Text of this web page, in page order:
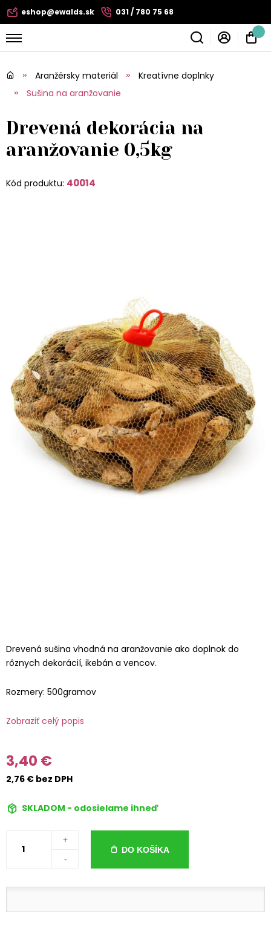
eshop@ewalds.sk 031 / 780 75 68
Aranžérsky materiál
Kreatívne doplnky
Sušina na aranžovanie
Drevená dekorácia na
aranžovanie 0,5kg
Kód produktu: 40014
Drevená sušina vhodná na aranžovanie ako doplnok do
rôznych dekorácií, ikebán a vencov.
Rozmery: 500gramov
Zobraziť celý popis
3,40 €
2,76 € bez DPH
SKLADOM - odosielame ihneď
+
-
DO KOŠÍKA